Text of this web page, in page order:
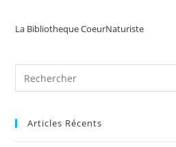
La Bibliotheque CoeurNaturiste
Articles Récents